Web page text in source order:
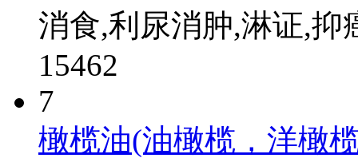
消食,利尿消肿,淋证,抑
15462
7
橄榄油(油橄榄，洋橄